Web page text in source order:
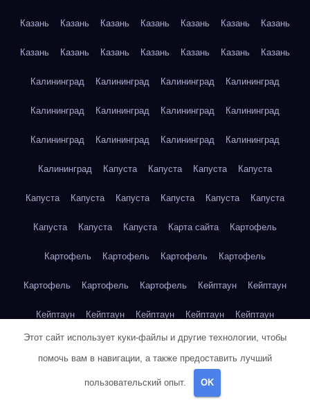
Казань Казань Казань Казань Казань Казань Казань
Казань Казань Казань Казань Казань Казань Казань
Калининград Калининград Калининград Калининград
Калининград Калининград Калининград Калининград
Калининград Калининград Калининград Калининград
Калининград Капуста Капуста Капуста Капуста
Капуста Капуста Капуста Капуста Капуста Капуста
Капуста Капуста Капуста Карта сайта Картофель
Картофель Картофель Картофель Картофель
Картофель Картофель Картофель Кейптаун Кейптаун
Кейптаун Кейптаун Кейптаун Кейптаун Кейптаун
Кейптаун Кейптаун Кейптаун Кейптаун Кейптаун
Кейптаун
Этот сайт использует куки-файлы и другие технологии, чтобы
помочь вам в навигации, а также предоставить лучший
пользовательский опыт. OK